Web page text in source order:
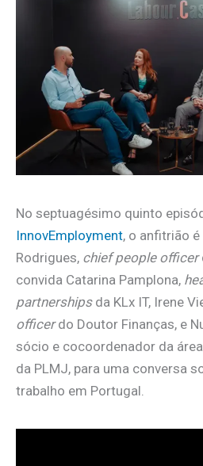
No septuagésimo quinto
InnovEmployment, o anfitrião
Rodrigues, chief people officer
convida Catarina Pamplona,
partnerships da KLx IT, Irene
officerdo Doutor Finanças, e
sócio e cocoordenador da
da PLMJ, para uma conversa
trabalho em Portugal.